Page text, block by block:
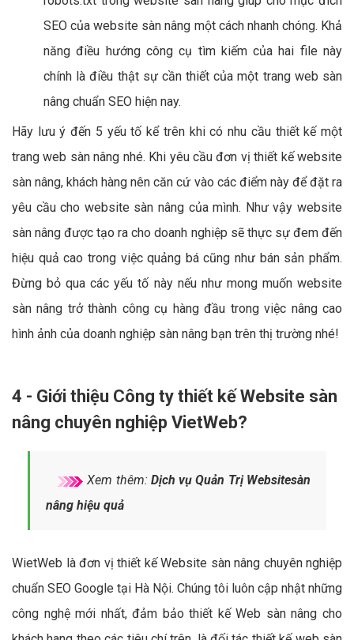
SEO của website sàn nâng một cách nhanh chóng. Khả
năng điều hướng công cụ tìm kiếm của hai file này
chính là điều thật sự cần thiết của một trang web sàn
nâng chuẩn SEO hiện nay.
Hãy lưu ý đến 5 yếu tố kể trên khi có nhu cầu thiết kế một
trang web sàn nâng nhé. Khi yêu cầu đơn vị thiết kế website
sàn nâng, khách hàng nên căn cứ vào các điểm này để đặt ra
yêu cầu cho website sàn nâng của mình. Như vậy website
sàn nâng được tạo ra cho doanh nghiệp sẽ thực sự đem đến
hiệu quả cao trong việc quảng bá cũng như bán sản phẩm.
Đừng bỏ qua các yếu tố này nếu như mong muốn website
sàn nâng trở thành công cụ hàng đầu trong việc nâng cao
hình ảnh của doanh nghiệp sàn nâng bạn trên thị trường nhé!
4 - Giới thiệu Công ty thiết kế Website sàn
nâng chuyên nghiệp VietWeb?
Xem thêm: Dịch vụ Quản Trị Websitesàn
nâng hiệu quả
WietWeb là đơn vị thiết kế Website sàn nâng chuyên nghiệp
chuẩn SEO Google tại Hà Nội. Chúng tôi luôn cập nhật những
công nghệ mới nhất, đảm bảo thiết kế Web sàn nâng cho